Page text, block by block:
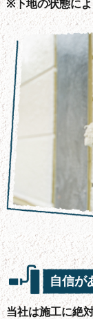
※下地の状態に
自信が
当社は施工に絶